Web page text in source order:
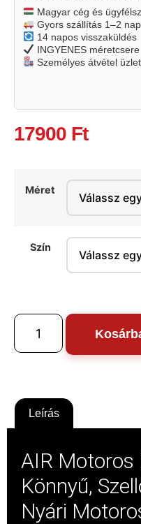
Magyar cég és
Gyors szállítás 1–2 nap
14 napos visszaküldés
INGYENES méretcsere
Személyes átvétel
17900 Ft
Méret
Szín
Leírás
AIR Motoros
Könnyű,
Nyári